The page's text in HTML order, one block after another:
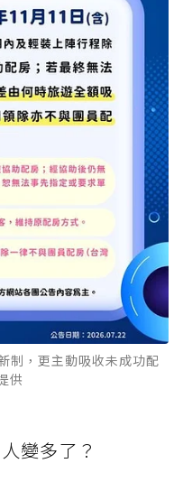
制，更主動吸收未成功配
供
變多了？